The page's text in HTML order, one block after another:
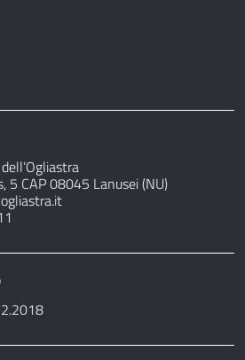
5 CAP 08045 Lanusei (NU)